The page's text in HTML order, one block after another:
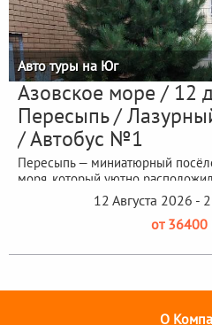
Авто туры на Юг
Азовское море / 12
Пересыпь /
/ Автобус №1
Пересыпь — миниатюрный
моря, который уютно
Голубицкая и Кучугурами.
12 Августа 2026 -
от 36400
О